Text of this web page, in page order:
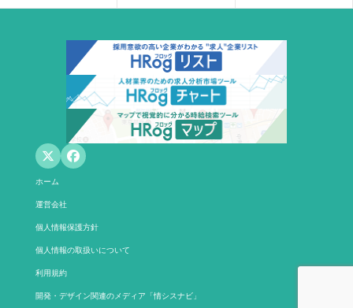
ホーム
運営会社
個人情報保護方針
個人情報の取扱いについて
利用規約
開発・デザイン関連のメディア「情シスナビ」